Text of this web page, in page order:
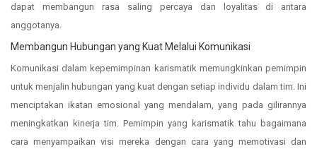
dapat membangun rasa saling percaya dan loyalitas di antara
anggotanya.
Membangun Hubungan yang Kuat Melalui Komunikasi
Komunikasi dalam kepemimpinan karismatik memungkinkan pemimpin
untuk menjalin hubungan yang kuat dengan setiap individu dalam tim. Ini
menciptakan ikatan emosional yang mendalam, yang pada gilirannya
meningkatkan kinerja tim. Pemimpin yang karismatik tahu bagaimana
cara menyampaikan visi mereka dengan cara yang memotivasi dan